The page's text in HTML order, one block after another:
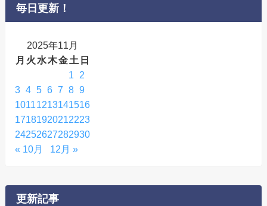
毎日更新！
2025年11月
月 火 水木金土 日
1
2
3 4 5 6 7 8 9
10111213141516
17181920212223
24252627282930
« 10月
12月 »
更新記事